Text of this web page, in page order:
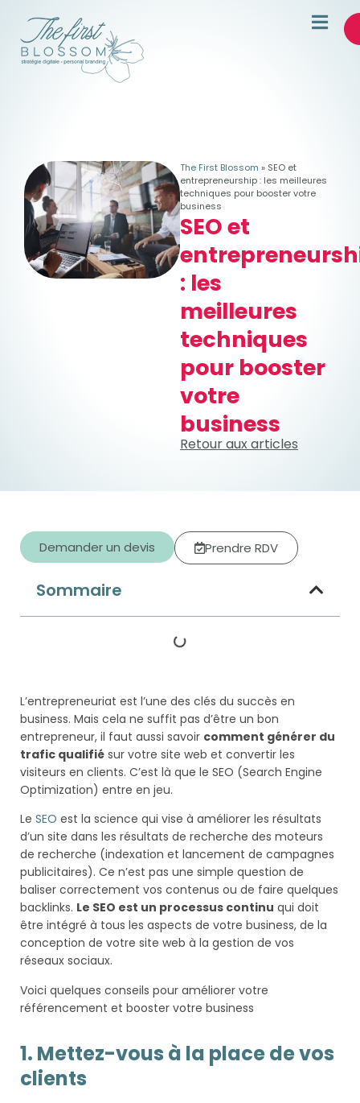
The First Blossom » SEO et
entrepreneurship : les meilleures
techniques pour booster votre
business
SEO et
: les
meilleures
techniques
pour booster
votre
business
Retour aux articles
Demander un devis Prendre RDV
Sommaire
L’entrepreneuriat est l’une des clés du succès en
business. Mais cela ne suffit pas d’être un bon
entrepreneur, il faut aussi savoir comment générer du
trafic qualifié sur votre site web et convertir les
visiteurs en clients. C’est là que le SEO (Search Engine
Optimization) entre en jeu.
Le SEO est la science qui vise à améliorer les résultats
d’un site dans les résultats de recherche des moteurs
de recherche (indexation et lancement de campagnes
publicitaires). Ce n’est pas une simple question de
baliser correctement vos contenus ou de faire quelques
backlinks. Le SEO est un processus continu qui doit
être intégré à tous les aspects de votre business, de la
conception de votre site web à la gestion de vos
réseaux sociaux.
Voici quelques conseils pour améliorer votre
référencement et booster votre business
1. Mettez-vous à la place de vos
clients